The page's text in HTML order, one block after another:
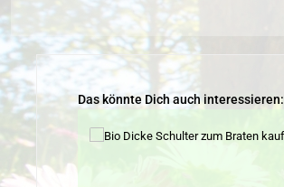
Produktgalerie überspringen
Das könnte Dich auch interessieren: